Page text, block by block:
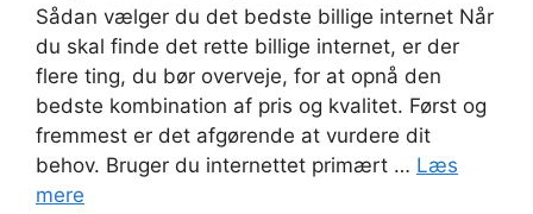
Sådan vælger du det bedste billige internet Når
du skal finde det rette billige internet, er der
flere ting, du bør overveje, for at opnå den
bedste kombination af pris og kvalitet. Først og
fremmest er det afgørende at vurdere dit
behov. Bruger du internettet primært … Læs
mere